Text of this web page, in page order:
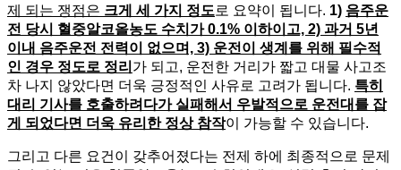
제 되는 쟁점은 크게 세 가지 정도로 요약이 됩니다. 1) 음주운
전 당시 혈중알코올농도 수치가 0.1% 이하이고, 2) 과거 5년
이내 음주운전 전력이 없으며, 3) 운전이 생계를 위해 필수적
인 경우 정도로 정리 가 되고, 운전한 거리가 짧고 대물 사고조
차 나지 않았다면 더욱 긍정적인 사유로 고려가 됩니다. 특히
대리 기사를 호출하려다가 실패해서 우발적으로 운전대를 잡
게 되었다면 더욱 유리한 정상 참작이 가능할 수 있습니다.
그리고 다른 요건이 갖추어졌다는 전제 하에 최종적으로 문제